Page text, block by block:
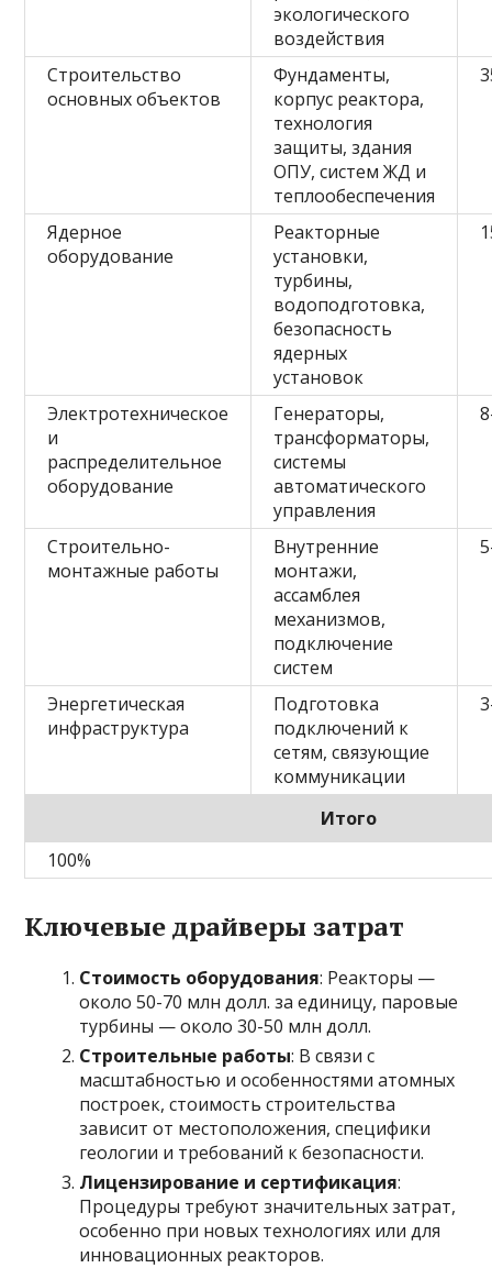
экологического
воздействия
Строительство
основных объектов
Фундаменты,
корпус реактора,
технология
защиты, здания
ОПУ, систем ЖД и
теплообеспечения
Ядерное
оборудование
Реакторные
установки,
турбины,
водоподготовка,
безопасность
ядерных
установок
Электротехническое
и
распределительное
оборудование
Генераторы,
трансформаторы,
системы
автоматического
управления
Строительно-
монтажные работы
Внутренние
монтажи,
ассамблея
механизмов,
подключение
систем
Энергетическая
инфраструктура
Подготовка
подключений к
сетям, связующие
коммуникации
Итого
100%
Ключевые драйверы затрат
Стоимость оборудования: Реакторы —
около 50-70 млн долл. за единицу, паровые
турбины — около 30-50 млн долл.
Строительные работы: В связи с
масштабностью и особенностями атомных
построек, стоимость строительства
зависит от местоположения, специфики
геологии и требований к безопасности.
Лицензирование и сертификация:
Процедуры требуют значительных затрат,
особенно при новых технологиях или для
инновационных реакторов.